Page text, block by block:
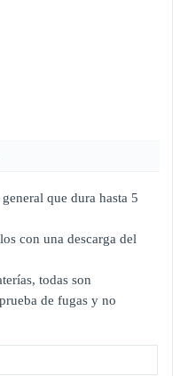
que dura hasta 5
con una descarga del
todas son
de fugas y no